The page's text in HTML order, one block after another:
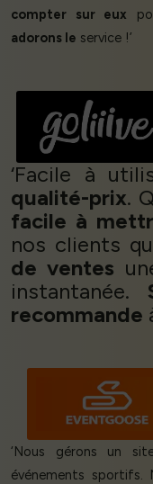
compter sur eux
adorons le service !’
‘Facile à
qualité-prix.
facile à
nos clients
de ventes
instantanée.
recommande
‘Nous gérons un
événements sportifs.